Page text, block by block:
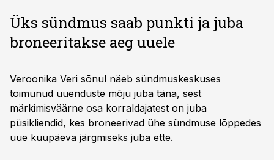
Üks sündmus saab punkti ja juba
broneeritakse aeg uuele
Veroonika Veri sõnul näeb sündmuskeskuses
toimunud uuenduste mõju juba täna, sest
märkimisväärne osa korraldajatest on juba
püsikliendid, kes broneerivad ühe sündmuse lõppedes
uue kuupäeva järgmiseks juba ette.